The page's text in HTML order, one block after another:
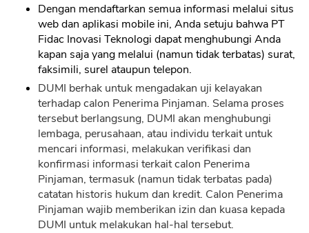
Dengan mendaftarkan semua informasi melalui situs
web dan aplikasi mobile ini, Anda setuju bahwa PT
Fidac Inovasi Teknologi dapat menghubungi Anda
kapan saja yang melalui (namun tidak terbatas) surat,
faksimili, surel ataupun telepon.
DUMI berhak untuk mengadakan uji kelayakan
terhadap calon Penerima Pinjaman. Selama proses
tersebut berlangsung, DUMI akan menghubungi
lembaga, perusahaan, atau individu terkait untuk
mencari informasi, melakukan verifikasi dan
konfirmasi informasi terkait calon Penerima
Pinjaman, termasuk (namun tidak terbatas pada)
catatan historis hukum dan kredit. Calon Penerima
Pinjaman wajib memberikan izin dan kuasa kepada
DUMI untuk melakukan hal-hal tersebut.